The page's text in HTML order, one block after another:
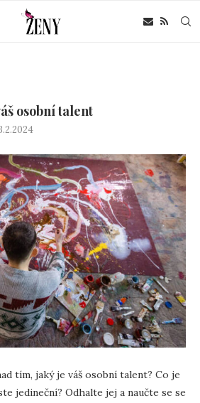
osobní talent
tím, jaký je váš osobní talent? Co je
jedineční? Odhalte jej a naučte se se